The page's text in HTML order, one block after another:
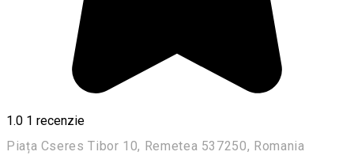
1.0 1 recenzie
Piața Cseres Tibor 10, Remetea 537250, Romania